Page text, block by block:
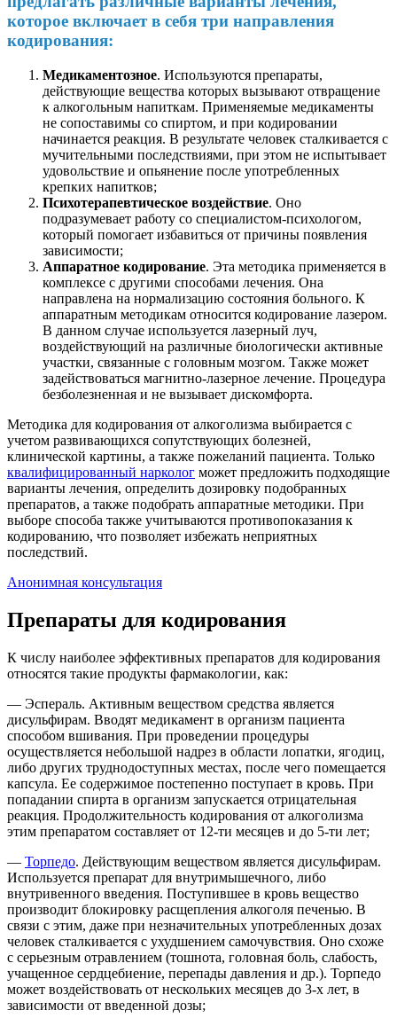
которое включает в себя три направления
кодирования:
Медикаментозное. Используются препараты,
действующие вещества которых вызывают отвращение
к алкогольным напиткам. Применяемые медикаменты
не сопоставимы со спиртом, и при кодировании
начинается реакция. В результате человек сталкивается с
мучительными последствиями, при этом не испытывает
удовольствие и опьянение после употребленных
крепких напитков;
Психотерапевтическое воздействие. Оно
подразумевает работу со специалистом-психологом,
который помогает избавиться от причины появления
зависимости;
Аппаратное кодирование. Эта методика применяется в
комплексе с другими способами лечения. Она
направлена на нормализацию состояния больного. К
аппаратным методикам относится кодирование лазером.
В данном случае используется лазерный луч,
воздействующий на различные биологически активные
участки, связанные с головным мозгом. Также может
задействоваться магнитно-лазерное лечение. Процедура
безболезненная и не вызывает дискомфорта.
Методика для кодирования от алкоголизма выбирается с
учетом развивающихся сопутствующих болезней,
клинической картины, а также пожеланий пациента. Только
квалифицированный нарколог может предложить подходящие
варианты лечения, определить дозировку подобранных
препаратов, а также подобрать аппаратные методики. При
выборе способа также учитываются противопоказания к
кодированию, что позволяет избежать неприятных
последствий.
Анонимная консультация
Препараты для кодирования
К числу наиболее эффективных препаратов для кодирования
относятся такие продукты фармакологии, как:
— Эспераль. Активным веществом средства является
дисульфирам. Вводят медикамент в организм пациента
способом вшивания. При проведении процедуры
осуществляется небольшой надрез в области лопатки, ягодиц,
либо других труднодоступных местах, после чего помещается
капсула. Ее содержимое постепенно поступает в кровь. При
попадании спирта в организм запускается отрицательная
реакция. Продолжительность кодирования от алкоголизма
этим препаратом составляет от 12-ти месяцев и до 5-ти лет;
— Торпедо. Действующим веществом является дисульфирам.
Используется препарат для внутримышечного, либо
внутривенного введения. Поступившее в кровь вещество
производит блокировку расщепления алкоголя печенью. В
связи с этим, даже при незначительных употребленных дозах
человек сталкивается с ухудшением самочувствия. Оно схоже
с серьезным отравлением (тошнота, головная боль, слабость,
учащенное сердцебиение, перепады давления и др.). Торпедо
может воздействовать от нескольких месяцев до 3-х лет, в
зависимости от введенной дозы;